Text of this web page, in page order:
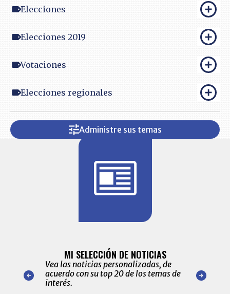
Elecciones
Elecciones 2019
Votaciones
Elecciones regionales
Administre sus temas
nuestro
para
MI SELECCIÓN DE NOTICIAS
Vea las noticias personalizadas, de
acuerdo con su top 20 de los temas de
interés.
de las